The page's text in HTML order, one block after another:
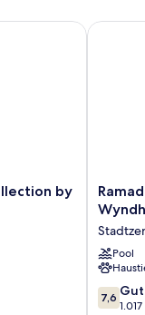
by
by Wyndham
Ramada
Hotel
Center
by
Topeka
Pool
7.6
von
7,6 Gut